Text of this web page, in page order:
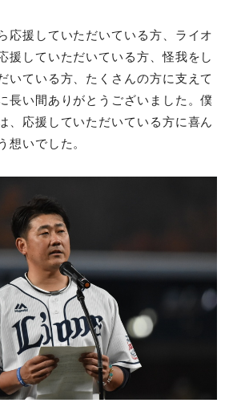
応援していただいている方、ライオ
援していただいている方、怪我をし
いている方、たくさんの方に支えて
長い間ありがとうございました。僕
、応援していただいている方に喜ん
想いでした。